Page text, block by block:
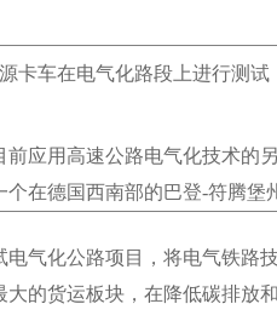
卡车在电气化路段上进行测
前应用高速公路电气化技术的
在德国西南部的巴登-符腾堡
电气化公路项目，将电气铁路
大的货运板块，在降低碳排放